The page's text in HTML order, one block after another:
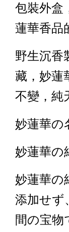
包裝外盒
蓮華香品
野生沉香
藏，妙蓮
不變，純
妙蓮華
妙蓮華の
妙蓮華の
添加せず
間の宝物